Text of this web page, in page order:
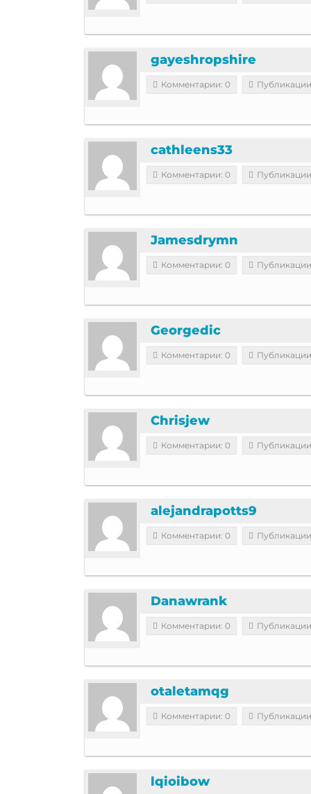
gayeshropshire
Комментарии: 0
cathleens33
Комментарии: 0
Jamesdrymn
Комментарии: 0
Georgedic
Комментарии: 0
Chrisjew
Комментарии: 0
alejandrapotts9
Комментарии: 0
Danawrank
Комментарии: 0
otaletamqg
Комментарии: 0
lqioibow